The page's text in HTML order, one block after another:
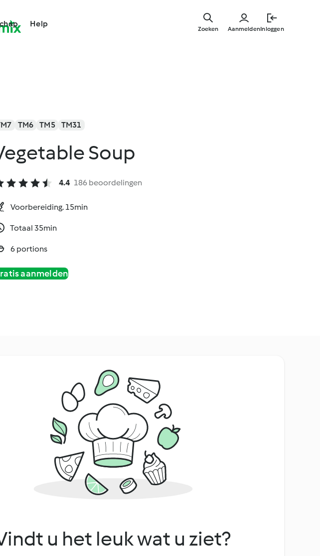
Help
AanmeldenInloggen
Zoeken
TM6 TM5 TM31
Soup
4.4 186 beoordelingen
Voorbereiding. 15min
Totaal 35min
6 portions
aanmelden
u het leuk wat u ziet?